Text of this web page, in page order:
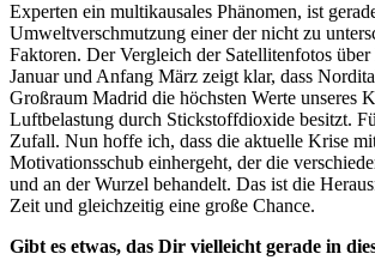
Experten ein multikausales Phänomen, ist
Umweltverschmutzung einer der nicht zu
Faktoren. Der Vergleich der Satellitenfotos
Januar und Anfang März zeigt klar, dass
Großraum Madrid die höchsten Werte unseres
Luftbelastung durch Stickstoffdioxide besitzt.
Zufall. Nun hoffe ich, dass die aktuelle Krise
Motivationsschub einhergeht, der die
und an der Wurzel behandelt. Das ist die
Zeit und gleichzeitig eine große Chance.
Gibt es etwas, das Dir vielleicht gerade in